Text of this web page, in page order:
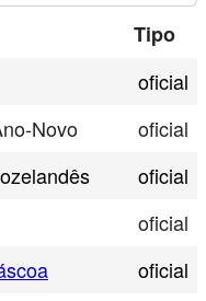
Tipo
oficial
Novo
oficial
oficial
oficial
oficial